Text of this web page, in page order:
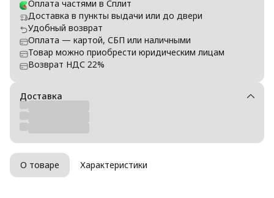
Оплата частями в Сплит
Доставка в пункты выдачи или до двери
Удобный возврат
Оплата — картой, СБП или наличными
Товар можно приобрести юридическим лицам
Возврат НДС 22%
Доставка
О товаре Характеристики